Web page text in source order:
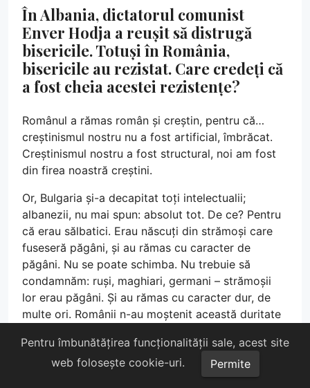
În Albania, dictatorul comunist
Enver Hodja a reușit să distrugă
bisericile. Totuși în România,
bisericile au rezistat. Care credeți că
a fost cheia acestei rezistențe?
Românul a rămas român și creștin, pentru că…
creștinismul nostru nu a fost artificial, îmbrăcat.
Creștinismul nostru a fost structural, noi am fost
din firea noastră creștini.
Or, Bulgaria și-a decapitat toți intelectualii;
albanezii, nu mai spun: absolut tot. De ce? Pentru
că erau sălbatici. Erau născuți din strămoși care
fuseseră păgâni, și au rămas cu caracter de
păgâni. Nu se poate schimba. Nu trebuie să
condamnăm: ruși, maghiari, germani – strămoșii
lor erau păgâni. Și au rămas cu caracter dur, de
multe ori. Românii n-au moștenit această duritate
În manualele de istorie – s-a tipărit un „Manual de
istorie a comunismului” – elevilor li se vorbește
Pentru îmbunătățirea funcționalității sale, acest site
web folosește cookie-uri.
Permite